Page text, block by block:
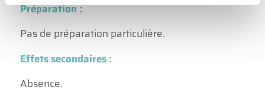
Préparation :
Pas de préparation particulière.
Effets secondaires :
Absence.